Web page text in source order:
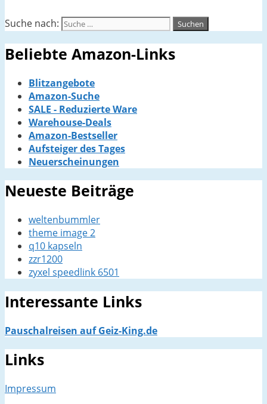
Suche nach:
Beliebte Amazon-Links
Blitzangebote
Amazon-Suche
SALE - Reduzierte Ware
Warehouse-Deals
Amazon-Bestseller
Aufsteiger des Tages
Neuerscheinungen
Neueste Beiträge
weltenbummler
theme image 2
q10 kapseln
zzr1200
zyxel speedlink 6501
Interessante Links
Pauschalreisen auf Geiz-King.de
Links
Impressum